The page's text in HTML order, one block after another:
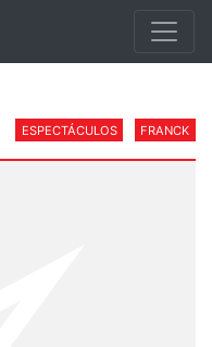
ESPECTÁCULOS FRANCK